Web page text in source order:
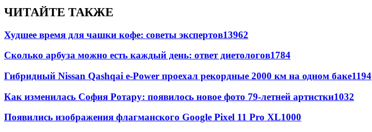
ЧИТАЙТЕ ТАКЖЕ
Худшее время для чашки кофе: советы экспертов13962
Сколько арбуза можно есть каждый день: ответ диетологов1784
Гибридный Nissan Qashqai e-Power проехал рекордные 2000 км на одном баке1194
Как изменилась София Ротару: появилось новое фото 79-летней артистки1032
Появились изображения флагманского Google Pixel 11 Pro XL1000